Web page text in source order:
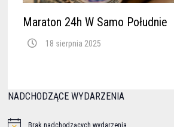
Maraton 24h W Samo Południe
18 sierpnia 2025
NADCHODZĄCE WYDARZENIA
Brak nadchodzących wydarzenia.